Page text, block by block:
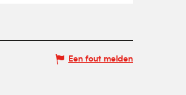
Een fout melden